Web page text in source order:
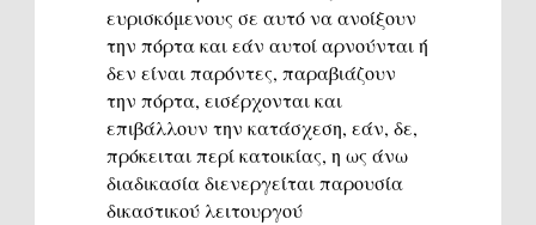
ευρισκόμενους σε αυτό να ανοίξουν
την πόρτα και εάν αυτοί αρνούνται ή
δεν είναι παρόντες, παραβιάζουν
την πόρτα, εισέρχονται και
επιβάλλουν την κατάσχεση, εάν, δε,
πρόκειται περί κατοικίας, η ως άνω
διαδικασία διενεργείται παρουσία
δικαστικού λειτουργού